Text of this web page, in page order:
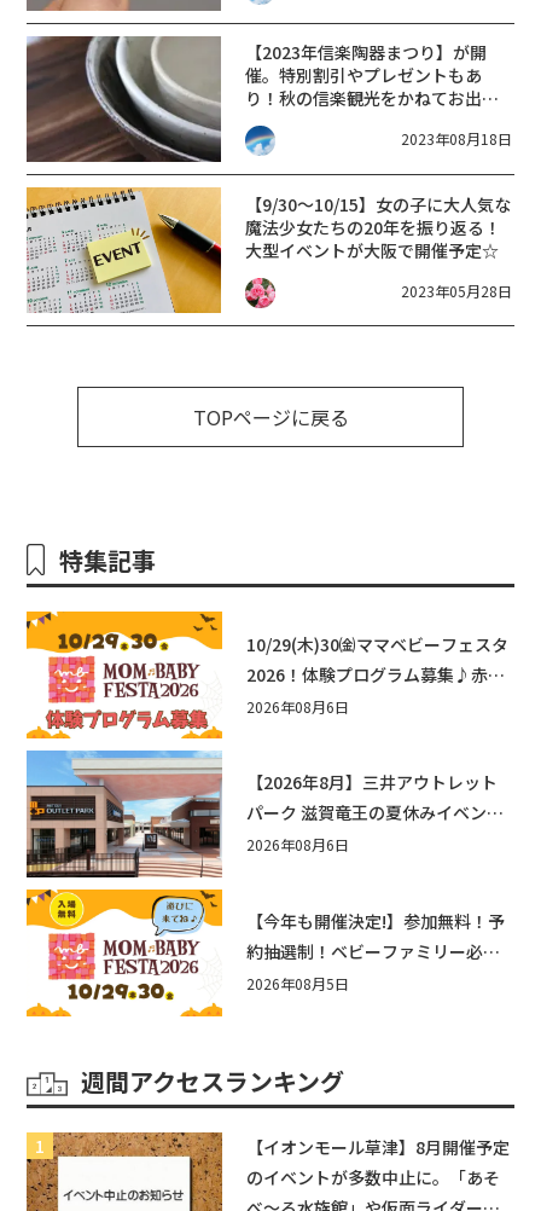
【2023年信楽陶器まつり】が開
催。特別割引やプレゼントもあ
り！秋の信楽観光をかねてお出か
けしませんか?
2023年08月18日
【9/30～10/15】女の子に大人気な
魔法少女たちの20年を振り返る！
大型イベントが大阪で開催予定☆
2023年05月28日
TOPページに戻る
特集記事
10/29(木)30㈮ママベビーフェスタ
2026！体験プログラム募集♪赤ち
ゃん向けイベントに出演しません
2026年08月6日
【2026年8月】三井アウトレット
パーク 滋賀竜王の夏休みイベント
まとめ！びしょぬれ水あそび・激
2026年08月6日
【今年も開催決定!】参加無料！予
約抽選制！ベビーファミリー必見
☆入場無料☆10/29(木)30(金)ママ
2026年08月5日
週間アクセスランキング
【イオンモール草津】8月開催予定
のイベントが多数中止に。「あそ